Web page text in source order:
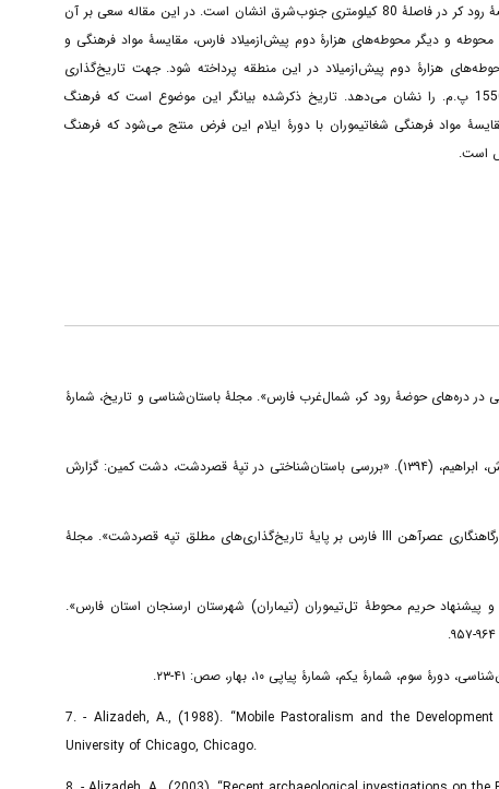
می‌کند. تل تیموران از محوطه‌های اصلی فرهنگ‌های هزارۀ دوم پیش‌ازمیلاد در فارس و کانونی در شرق حوضۀ رود کر در فاصلۀ 80 کیلومتری جنوب‌شرق انشان است. در این مقاله سعی بر آن
و دیگر محوطه‌های هزارۀ دوم پیش‌ازمیلاد فارس، مقایسۀ مواد فرهنگی و
هزارۀ دوم پیش‌ازمیلاد در این منطقه پرداخته شود. جهت تاریخ‌گذاری
تل‌تیموران، 3 نمونه ذغال به آزمایشگاه دانشگاه کامپانیا ارسال شد که نتایج بازۀ زمانی بین 1100 تا 1550 پ.م. را نشان می‌دهد. تاریخ ذکرشده بیانگر این موضوع است که فرهنگ
مواد فرهنگی شغاتیموران با دورۀ ایلام این فرض منتج می‌شود که فرهنگ
است.
اسلامی در دره‌های حوضۀ رود کر، شمال‌غرب فارس». مجلۀ باستان‌شناسی و تاریخ، شمارۀ
۲. - عطایی، محمدتقی؛ توکلی، آریوبرزن؛ عزیزی، اکبر؛ کرمی، حمیدرضا؛ زارع، فرهاد؛ محمد، موسوی؛ و قزلباش، ابراهیم، (۱۳۹۴). «بررسی باستان‌شناختی در تپۀ قصردشت، دشت کمین: گزارش
۳. - عطایی، محمدتقی؛ بحرالعلومی، فرانک؛ مشکور، مرجان؛ و عظیمی، مولودالسادات، (۱۳۹۸). «جستاری درگاهنگاری عصرآهن III فارس بر پایۀ تاریخ‌گذاری‌های مطلق تپه قصر‌دشت». مجلۀ
گمانه‌زنی به‌منظور تعیین عرصه و پیشنهاد حریم محوطۀ تل‌تیموران (تیماران) شهرستان ارسنجان استان فارس».
7. - Alizadeh, A., (1988). “Mobile Pastoralism and the
University of Chicago, Chicago.